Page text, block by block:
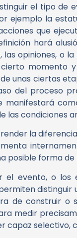
el tipo de
ejemplo la
que
hará
opiniones, o
momento
unas ciertas
del proceso
las condiciones
la
posible forma
el evento, o los
de construir o
medir
capaz